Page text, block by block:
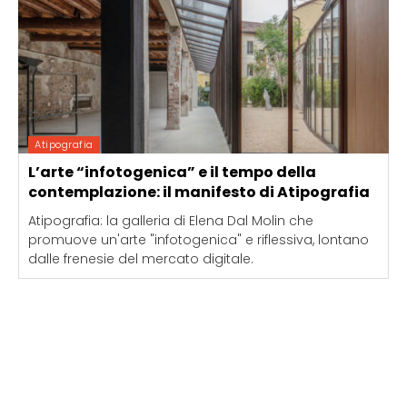
Atipografia
L’arte “infotogenica” e il tempo della
contemplazione: il manifesto di Atipografia
Atipografia: la galleria di Elena Dal Molin che
promuove un'arte "infotogenica" e riflessiva, lontano
dalle frenesie del mercato digitale.